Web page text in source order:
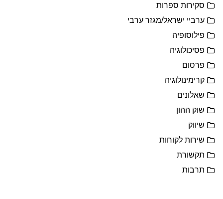
סקירות ספרות
ערביי ישראל/מגזר ערבי
פילוסופיה
פסיכולוגיה
פרסום
קרימינולוגיה
שאלונים
שוק ההון
שיווק
שירות לקוחות
תקשורת
תרבות